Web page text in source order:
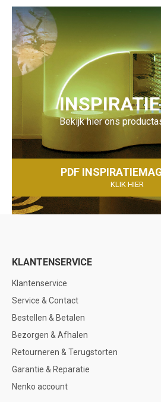
Bekijk hier ons
PDF
KLIK HIER
KLANTENSERVICE
Klantenservice
Service & Contact
Bestellen & Betalen
Bezorgen & Afhalen
Retourneren & Terugstorten
Garantie & Reparatie
Nenko account